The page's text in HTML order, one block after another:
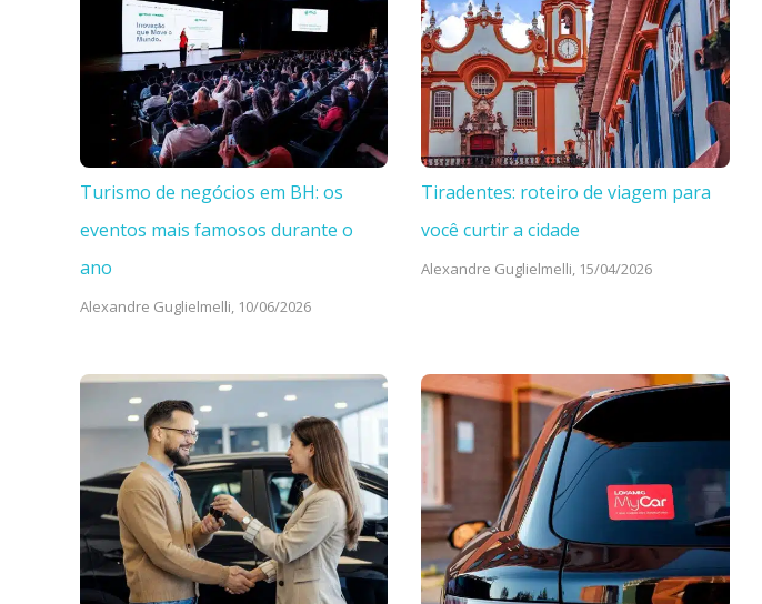
Turismo de negócios em BH: os
eventos mais famosos durante o
ano
Alexandre Guglielmelli, 10/06/2026
Tiradentes: roteiro de viagem para
você curtir a cidade
Alexandre Guglielmelli, 15/04/2026